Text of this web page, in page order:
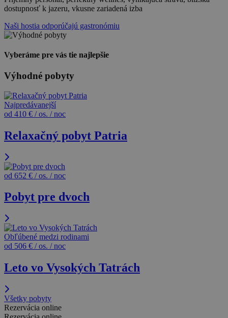
dostupnosť k jazeru, vkusne zariadená izba
Naši hostia odporúčajú gastronómiu
Vyberáme pre vás tie najlepšie
Výhodné pobyty
Najpredávanejší
od 410 € / os. / noc
Relaxačný pobyt Patria
od 652 € / os. / noc
Pobyt pre dvoch
Obľúbené medzi rodinami
od 506 € / os. / noc
Leto vo Vysokých Tatrách
Všetky pobyty
Rezervácia online